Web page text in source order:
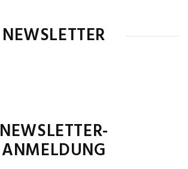
NEWSLETTER
NEWSLETTER-
ANMELDUNG